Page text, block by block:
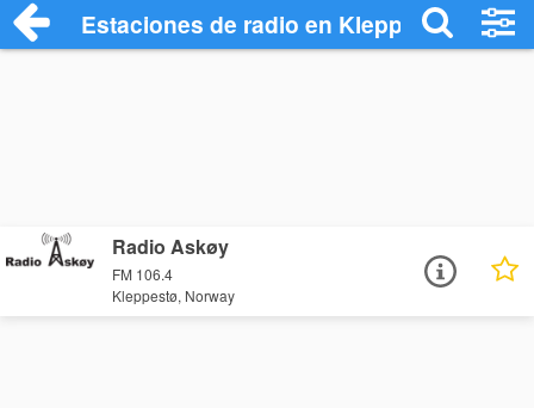
Estaciones de radio en Kleppestø -
Radio Askøy
FM 106.4
Kleppestø, Norway